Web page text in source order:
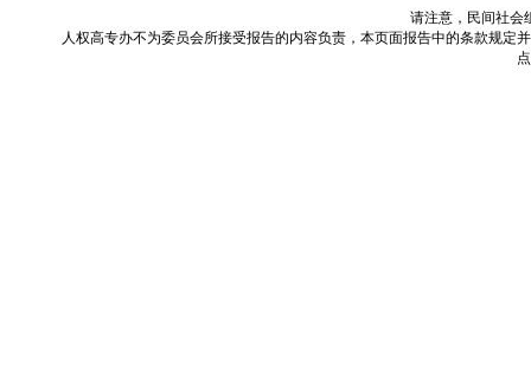
请注意，民间社会
人权高专办不为委员会所接受报告的内容负责，本页面报告中的条款规